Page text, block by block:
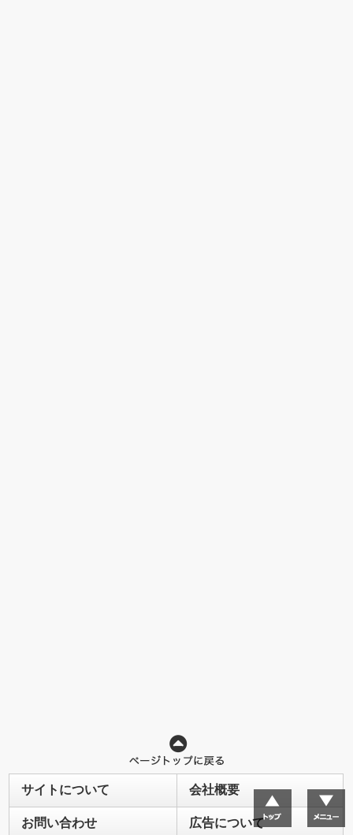
サイトについて 会社概要
お問い合わせ 広告について